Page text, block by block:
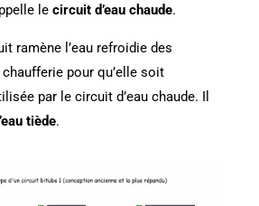
lecircuit d’eau chaude.
ramène l’eau refroidie des
pour qu’elle soit
par le circuit d’eau chaude. Il
tiède.